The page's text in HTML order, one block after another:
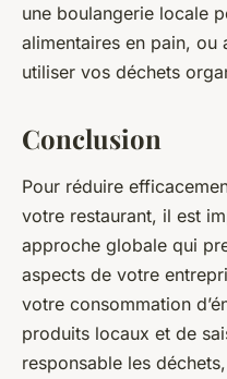
une boulangerie locale
alimentaires en pain,
utiliser vos déchets
Conclusion
Pour réduire
votre restaurant, il est
approche globale qui
aspects de votre
votre consommation
produits locaux et de
responsable les